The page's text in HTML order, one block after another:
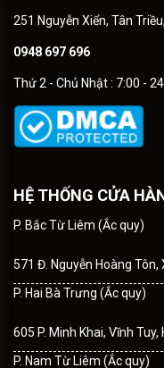
251 Nguyễn Xiển, Tân
0948 697 696
Thứ 2 - Chủ Nhật : 7:00 -
HỆ THỐNG CỬA
P. Bắc Từ Liêm (Ắc quy)
571 Đ. Nguyễn Hoàng
P. Hai Bà Trưng (Ắc quy)
605 P. Minh Khai, Vĩnh Tuy,
P. Nam Từ Liêm (Ắc quy)